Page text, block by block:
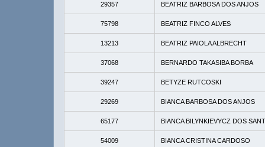
29357 BEATRIZ BARBOSA DOS ANJOS
75798 BEATRIZ FINCO ALVES
13213 BEATRIZ PAIOLA ALBRECHT
37068 BERNARDO TAKASIBA BORBA
39247 BETYZE RUTCOSKI
29269 BIANCA BARBOSA DOS ANJOS
65177 BIANCA BILYNKIEVYCZ DOS
54009 BIANCA CRISTINA CARDOSO